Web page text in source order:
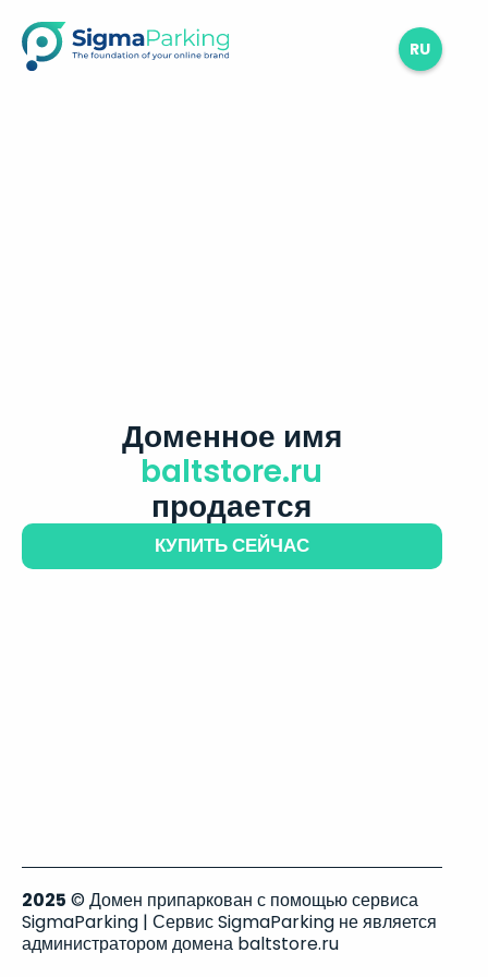
RU
Доменное имя
baltstore.ru
продается
КУПИТЬ СЕЙЧАС
2025 © Домен припаркован с помощью сервиса
SigmaParking | Сервис SigmaParking не является
администратором домена baltstore.ru